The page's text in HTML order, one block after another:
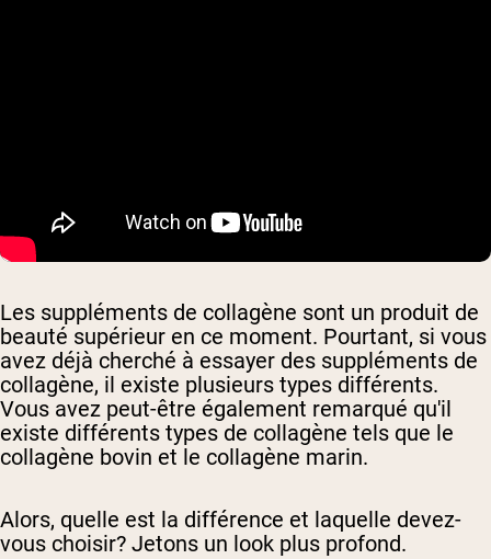
Les suppléments de collagène sont un produit de
beauté supérieur en ce moment. Pourtant, si vous
avez déjà cherché à essayer des suppléments de
collagène, il existe plusieurs types différents.
Vous avez peut-être également remarqué qu'il
existe différents types de collagène tels que le
collagène bovin et le collagène marin.
Alors, quelle est la différence et laquelle devez-
vous choisir? Jetons un look plus profond.